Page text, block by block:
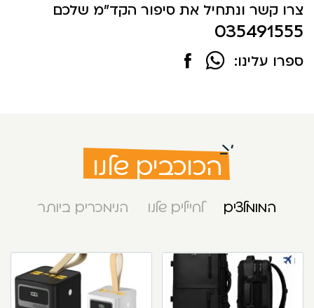
צרו קשר ונתחיל את סיפור הקד"מ שלכם
035491555
ספרו עלינו:
הכוכבים שלנו
המומלצים לחיילים שלנו הנימכרים ביותר